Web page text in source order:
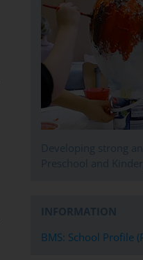
BMS: School Profile